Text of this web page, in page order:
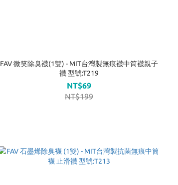
FAV 微笑除臭襪(1雙) - MIT台灣製無痕襪中筒襪親子
襪 型號:T219
NT$69
NT$199